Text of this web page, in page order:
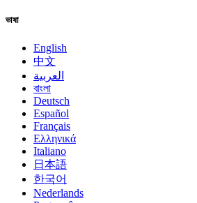
ভাষা
English
中文
العربية
বাংলা
Deutsch
Español
Français
Ελληνικά
Italiano
日本語
한국어
Nederlands